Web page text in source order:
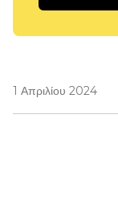
1 Απριλίου 2024